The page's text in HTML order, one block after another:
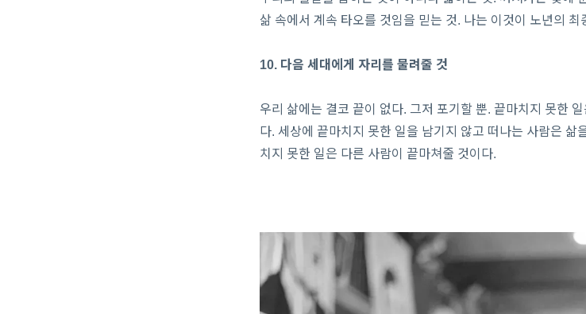
삶 속에서 계속 타오를 것임을 믿는 것. 나는 이것이 노년의 최
10. 다음 세대에게 자리를 물려줄 것
우리 삶에는 결코 끝이 없다. 그저 포기할 뿐. 끝마치지 못한
다. 세상에 끝마치지 못한 일을 남기지 않고 떠나는 사람은 삶
치지 못한 일은 다른 사람이 끝마쳐줄 것이다.